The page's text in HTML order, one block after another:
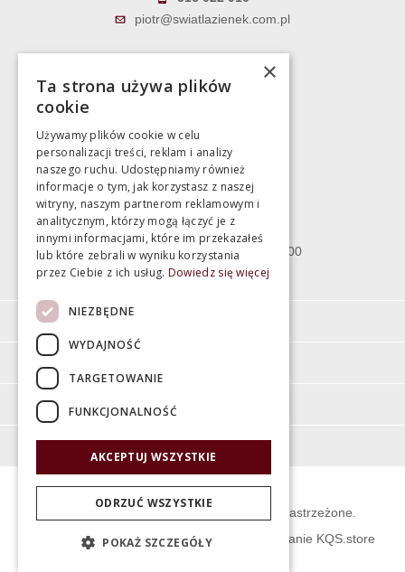
piotr@swiatlazienek.com.pl
783 043 083
Magazyn
Bartycka 24/26 Hala 100
00-716 Warszawa
poniedziałek - piątek 10:00 - 18:00
sobota 10:00 - 15:00
Moje konto
O firmie
© Świat Łazienek XXI w. Wszelkie prawa zastrzeżone.
Projekt graficzny KQSDesign: Oprogramowanie KQS.store
×
Ta strona używa plików
cookie
Używamy plików cookie w celu
personalizacji treści, reklam i analizy
naszego ruchu. Udostępniamy również
informacje o tym, jak korzystasz z naszej
witryny, naszym partnerom reklamowym i
analitycznym, którzy mogą łączyć je z
innymi informacjami, które im przekazałeś
lub które zebrali w wyniku korzystania
przez Ciebie z ich usług. Dowiedz się więcej
NIEZBĘDNE
WYDAJNOŚĆ
TARGETOWANIE
FUNKCJONALNOŚĆ
AKCEPTUJ WSZYSTKIE
ODRZUĆ WSZYSTKIE
POKAŻ SZCZEGÓŁY